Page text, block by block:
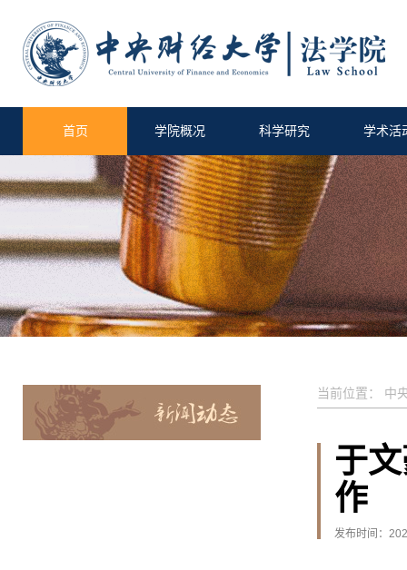
首页 学院概况 科学研究 学术活
当前位置： 中
于
作
发布时间：